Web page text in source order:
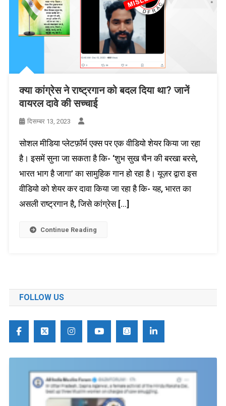
क्या कांग्रेस ने राष्ट्रगान को बदल दिया था? जानें
वायरल दावे की सच्चाई
दिसम्बर 13, 2023
सोशल मीडिया प्लेटफ़ॉर्म एक्स पर एक वीडियो शेयर किया जा रहा
है। इसमें सुना जा सकता है कि- ‘शुभ सुख चैन की बरखा बरसे,
भारत भाग है जागा’ का सामुहिक गान हो रहा है। यूज़र द्वारा इस
वीडियो को शेयर कर दावा किया जा रहा है कि- यह, भारत का
असली राष्ट्रगान है, जिसे कांग्रेस […]
Continue Reading
FOLLOW US